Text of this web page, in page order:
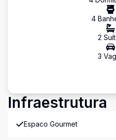
4
2
3
Infraestrutura
Espaco Gourmet